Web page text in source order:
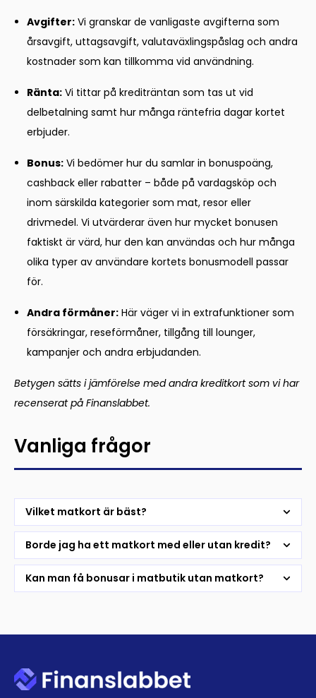
Avgifter: Vi granskar de vanligaste avgifterna som
årsavgift, uttagsavgift, valutaväxlingspåslag och andra
kostnader som kan tillkomma vid användning.
Ränta: Vi tittar på krediträntan som tas ut vid
delbetalning samt hur många räntefria dagar kortet
erbjuder.
Bonus: Vi bedömer hur du samlar in bonuspoäng,
cashback eller rabatter – både på vardagsköp och
inom särskilda kategorier som mat, resor eller
drivmedel. Vi utvärderar även hur mycket bonusen
faktiskt är värd, hur den kan användas och hur många
olika typer av användare kortets bonusmodell passar
för.
Andra förmåner: Här väger vi in extrafunktioner som
försäkringar, reseförmåner, tillgång till lounger,
kampanjer och andra erbjudanden.
Betygen sätts i jämförelse med andra kreditkort som vi har
recenserat på Finanslabbet.
Vanliga frågor
Vilket matkort är bäst?
Borde jag ha ett matkort med eller utan kredit?
Kan man få bonusar i matbutik utan matkort?